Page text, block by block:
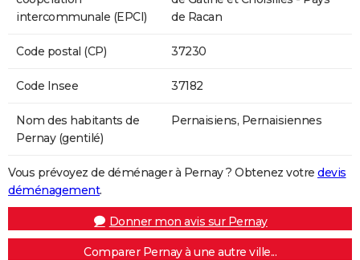
intercommunale (EPCI)
de Racan
Code postal (CP) 37230
Code Insee 37182
Nom des habitants de
Pernay (gentilé)
Pernaisiens, Pernaisiennes
Vous prévoyez de déménager à Pernay ? Obtenez votre devis
déménagement.
Donner mon avis sur Pernay
Comparer Pernay à une autre ville...